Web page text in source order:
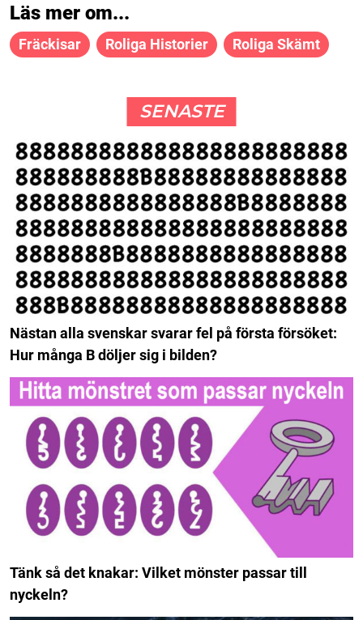
Läs mer om...
Fräckisar Roliga Historier Roliga Skämt
SENASTE
Nästan alla svenskar svarar fel på första försöket:
Hur många B döljer sig i bilden?
Tänk så det knakar: Vilket mönster passar till
nyckeln?